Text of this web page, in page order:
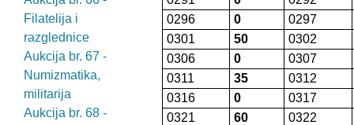
Filatelija i
razglednice
Aukcija br. 67 -
Numizmatika,
militarija
Aukcija br. 68 -
0296
0
0297
0301
50
0302
0306
0
0307
0311
35
0312
0316
0
0317
0321
60
0322